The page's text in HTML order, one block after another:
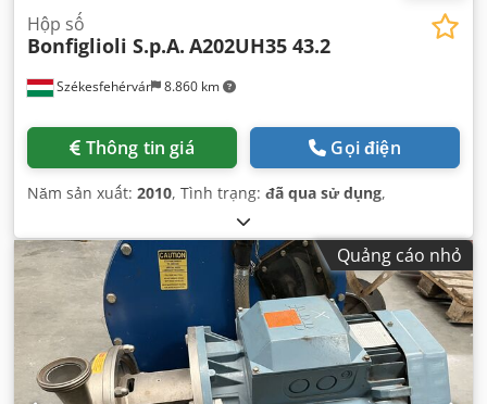
Székesfehérvár 8.860 km
Hộp số
Bonfiglioli S.p.A. A202UH35 43.2
Thông tin giá Gọi điện
Năm sản xuất: 2010, Tình trạng: đã qua sử dụng,
Quảng cáo nhỏ